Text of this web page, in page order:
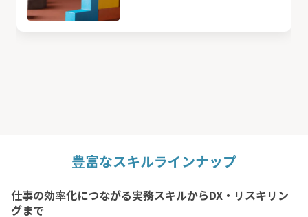
豊富なスキルラインナップ
仕事の効率化につながる実務スキルからDX・リスキリン
グまで